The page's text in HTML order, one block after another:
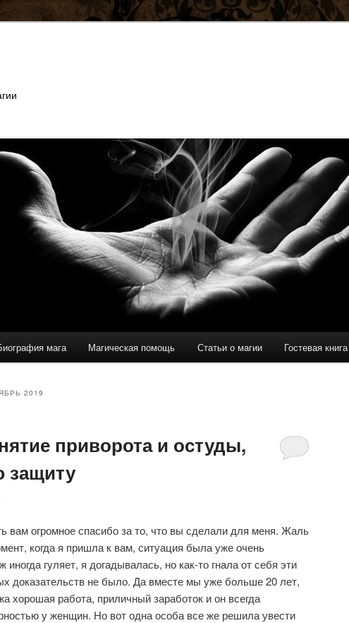
мага Магическая помощь Статьи о магии Гостевая книга
2019
приворота и остуды,
защиту
вам огромное спасибо за то, что вы сделали для меня. Жаль
когда я пришла к вам, ситуация была уже очень
гуляет, я догадывалась, но как-то гнала от себя эти
доказательств не было. Да вместе мы уже больше 20 лет,
хорошая работа, приличный заработок и он всегда
у женщин. Но вот одна особа все же решила увести